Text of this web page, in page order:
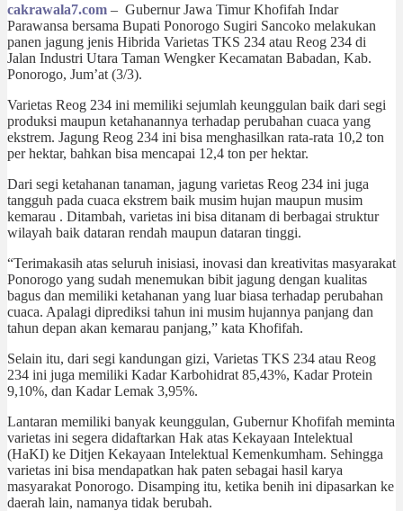
cakrawala7.com – Gubernur Jawa Timur Khofifah Indar
Parawansa bersama Bupati Ponorogo Sugiri Sancoko melakukan
panen jagung jenis Hibrida Varietas TKS 234 atau Reog 234 di
Jalan Industri Utara Taman Wengker Kecamatan Babadan, Kab.
Ponorogo, Jum’at (3/3).
Varietas Reog 234 ini memiliki sejumlah keunggulan baik dari segi
produksi maupun ketahanannya terhadap perubahan cuaca yang
ekstrem. Jagung Reog 234 ini bisa menghasilkan rata-rata 10,2 ton
per hektar, bahkan bisa mencapai 12,4 ton per hektar.
Dari segi ketahanan tanaman, jagung varietas Reog 234 ini juga
tangguh pada cuaca ekstrem baik musim hujan maupun musim
kemarau . Ditambah, varietas ini bisa ditanam di berbagai struktur
wilayah baik dataran rendah maupun dataran tinggi.
“Terimakasih atas seluruh inisiasi, inovasi dan kreativitas masyarakat
Ponorogo yang sudah menemukan bibit jagung dengan kualitas
bagus dan memiliki ketahanan yang luar biasa terhadap perubahan
cuaca. Apalagi diprediksi tahun ini musim hujannya panjang dan
tahun depan akan kemarau panjang,” kata Khofifah.
Selain itu, dari segi kandungan gizi, Varietas TKS 234 atau Reog
234 ini juga memiliki Kadar Karbohidrat 85,43%, Kadar Protein
9,10%, dan Kadar Lemak 3,95%.
Lantaran memiliki banyak keunggulan, Gubernur Khofifah meminta
varietas ini segera didaftarkan Hak atas Kekayaan Intelektual
(HaKI) ke Ditjen Kekayaan Intelektual Kemenkumham. Sehingga
varietas ini bisa mendapatkan hak paten sebagai hasil karya
masyarakat Ponorogo. Disamping itu, ketika benih ini dipasarkan ke
daerah lain, namanya tidak berubah.